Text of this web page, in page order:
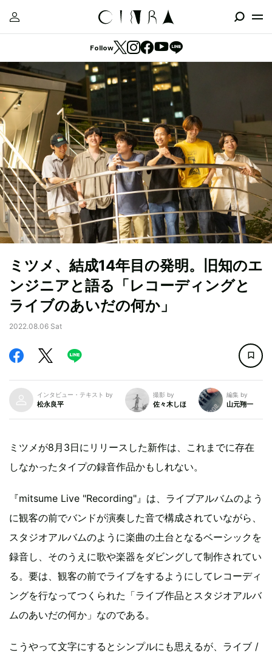
Follow
ミツメ、結成14年目の発明。旧知のエ
ンジニアと語る「レコーディングと
ライブのあいだの何か」
2022.08.06 Sat
インタビュー・テキスト by
松永良平
撮影 by
佐々木しほ
編集 by
山元翔一
ミツメが8月3日にリリースした新作は、これまでに存在
しなかったタイプの録音作品かもしれない。
『mitsume Live "Recording"』は、ライブアルバムのよう
に観客の前でバンドが演奏した音で構成されていながら、
スタジオアルバムのように楽曲の土台となるベーシックを
録音し、そのうえに歌や楽器をダビングして制作されてい
る。要は、観客の前でライブをするようにしてレコーディ
ングを行なってつくられた「ライブ作品とスタジオアルバ
ムのあいだの何か」なのである。
こうやって文字にするとシンプルにも思えるが、ライブ /